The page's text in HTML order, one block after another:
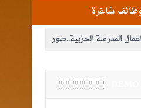
شاغرة
المدرسة الحزبية..صور
قانون الملكية العقارية